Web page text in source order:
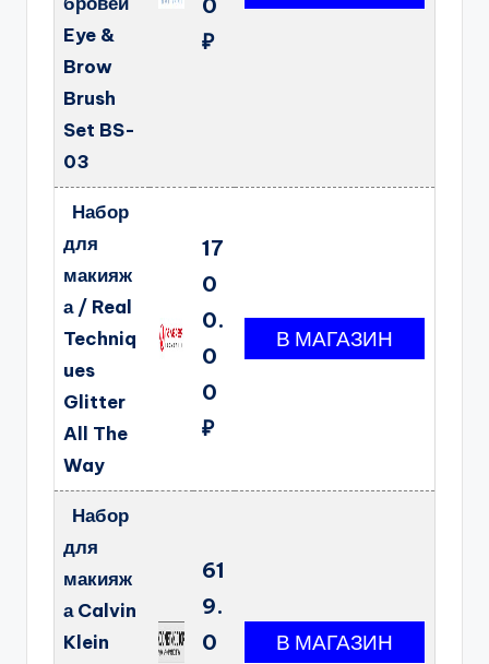
Eye &
Brow
Brush
Set BS-
03
₽
Набор
для
макияж
а / Real
Techniq
ues
Glitter
All The
Way
17
0
0.
0
0
₽
Набор
для
макияж
а Calvin
Klein
61
9.
0